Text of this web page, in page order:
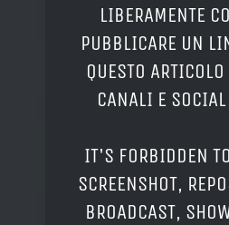
LIBERAMENTE
PUBBLICARE UN
QUESTO
CANALI E
IT'S FORBIDDEN
SCREENSHOT,
BROADCAST,